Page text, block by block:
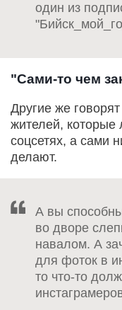
один из
"Сами-то чем
Другие же
жителей, которые
соцсетях, а сами
делают.
А вы
во дворе
навалом. А
для фоток в
то что-то